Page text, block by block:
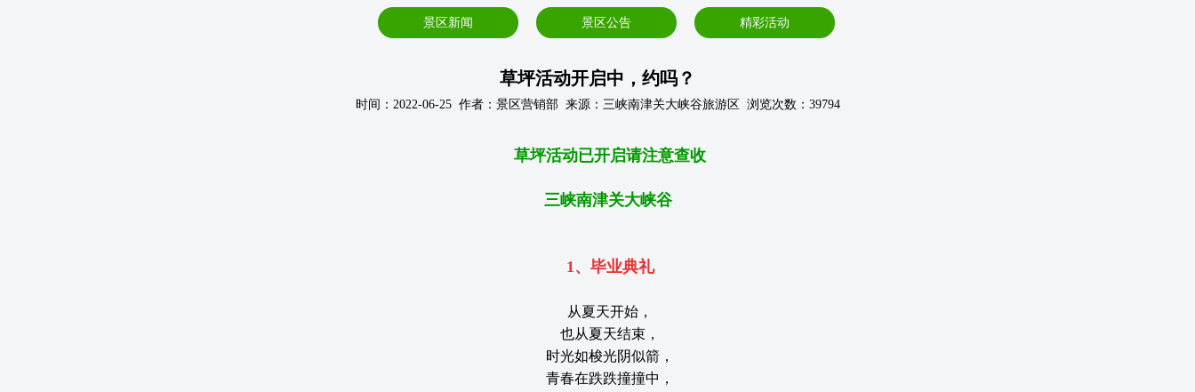
景区新闻 景区公告 精彩活动
草坪活动开启中，约吗？
时间：2022-06-25 作者：景区营销部 来源：三峡南津关大峡谷旅游区 浏览次数：39794
草坪活动已开启请注意查收
三峡南津关大峡谷
1、毕业典礼
从夏天开始，
也从夏天结束，
时光如梭光阴似箭，
青春在跌跌撞撞中，